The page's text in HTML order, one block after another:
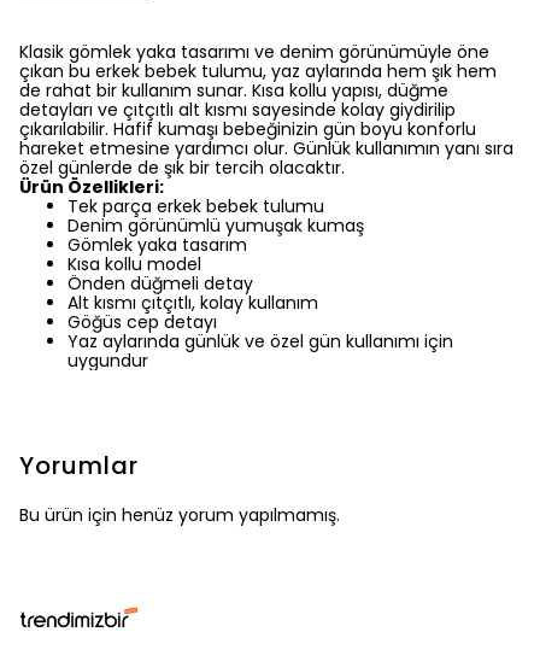
Klasik gömlek yaka tasarımı ve denim görünümüyle öne
çıkan bu erkek bebek tulumu, yaz aylarında hem şık hem
de rahat bir kullanım sunar. Kısa kollu yapısı, düğme
detayları ve çıtçıtlı alt kısmı sayesinde kolay giydirilip
çıkarılabilir. Hafif kumaşı bebeğinizin gün boyu konforlu
hareket etmesine yardımcı olur. Günlük kullanımın yanı sıra
özel günlerde de şık bir tercih olacaktır.
Ürün Özellikleri:
Tek parça erkek bebek tulumu
Denim görünümlü yumuşak kumaş
Gömlek yaka tasarım
Kısa kollu model
Önden düğmeli detay
Alt kısmı çıtçıtlı, kolay kullanım
Göğüs cep detayı
Yaz aylarında günlük ve özel gün kullanımı için
uygundur
Yorumlar
Bu ürün için henüz yorum yapılmamış.